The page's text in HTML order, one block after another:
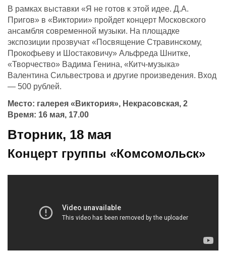
В рамках выставки «Я не готов к этой идее. Д.А.
Пригов» в «Виктории» пройдет концерт Московского
ансамбля современной музыки. На площадке
экспозиции прозвучат «Посвящение Стравинскому,
Прокофьеву и Шостаковичу» Альфреда Шнитке,
«Творчество» Вадима Генина, «Китч-музыка»
Валентина Сильвестрова и другие произведения. Вход
— 500 рублей.
Место: галерея «Виктория», Некрасовская, 2
Время: 16 мая, 17.00
Вторник, 18 мая
Концерт группы «Комсомольск»